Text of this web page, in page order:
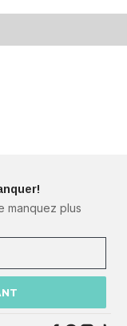
manquez plus